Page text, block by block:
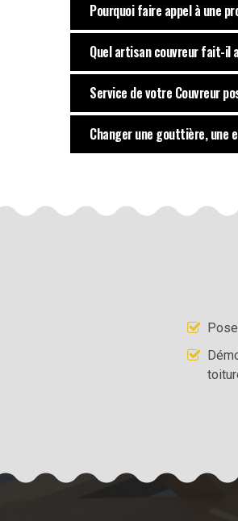
Pourquoi faire appel à une
Quel artisan couvreur fait-il
Service de votre Couvreur
Changer une gouttière, une